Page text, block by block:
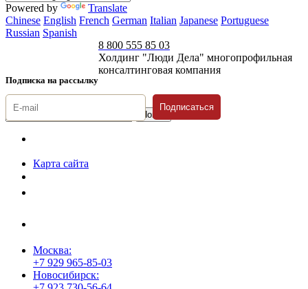
Powered by
Translate
Chinese English French German Italian Japanese Portuguese
Russian Spanish
Подписка на рассылку
8 800 555 85 03
Холдинг "Люди Дела" многопрофильная
консалтинговая компания
Подписаться
Карта сайта
Москва:
+7 929 965-85-03
Новосибирск: